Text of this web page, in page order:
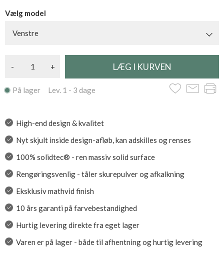
Vælg model
Venstre
- +
På lager Lev. 1 - 3 dage
High-end design & kvalitet
Nyt skjult inside design-afløb, kan adskilles og renses
100% solidtec® - ren massiv solid surface
Rengøringsvenlig - tåler skurepulver og afkalkning
Eksklusiv mathvid finish
10 års garanti på farvebestandighed
Hurtig levering direkte fra eget lager
Varen er på lager - både til afhentning og hurtig levering